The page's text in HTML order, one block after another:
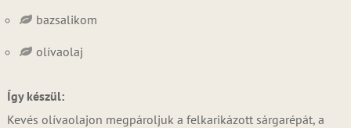
bazsalikom
olívaolaj
Így készül:
Kevés olívaolajon megpároljuk a felkarikázott sárgarépát, a